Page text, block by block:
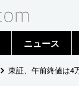
ニュース
トップ
東証、午前終値は